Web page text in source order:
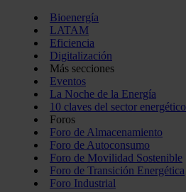
Bioenergía
LATAM
Eficiencia
Digitalización
Más secciones
Eventos
La Noche de la Energía
10 claves del sector energético
Foros
Foro de Almacenamiento
Foro de Autoconsumo
Foro de Movilidad Sostenible
Foro de Transición Energética
Foro Industrial